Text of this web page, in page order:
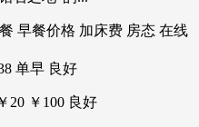
早餐价格 加床费 房态 在线
单早 良好
￥100 良好